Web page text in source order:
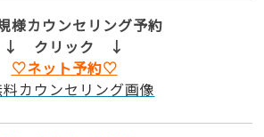
様カウンセリング予約
↓ クリック ↓
♡ネット予約♡